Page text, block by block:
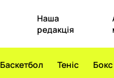
Наша
редакція
Баскетбол Теніс Бокс